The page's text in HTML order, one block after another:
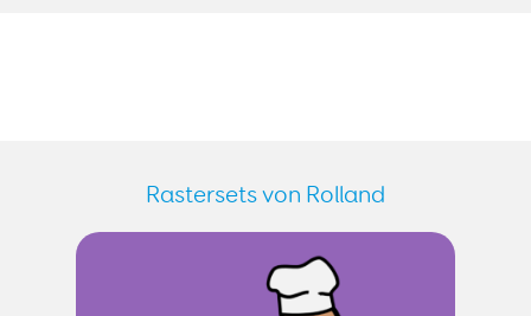
Rastersets von Rolland